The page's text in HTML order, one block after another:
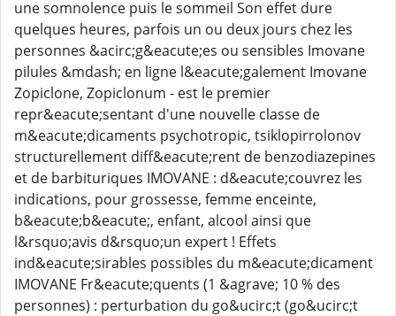
une somnolence puis le sommeil Son effet dure
quelques heures, parfois un ou deux jours chez les
personnes &acirc;g&eacute;es ou sensibles Imovane
pilules &mdash; en ligne l&eacute;galement Imovane
Zopiclone, Zopiclonum - est le premier
repr&eacute;sentant d'une nouvelle classe de
m&eacute;dicaments psychotropic, tsiklopirrolonov
structurellement diff&eacute;rent de benzodiazepines
et de barbituriques IMOVANE : d&eacute;couvrez les
indications, pour grossesse, femme enceinte,
b&eacute;b&eacute;, enfant, alcool ainsi que
l&rsquo;avis d&rsquo;un expert ! Effets
ind&eacute;sirables possibles du m&eacute;dicament
IMOVANE Fr&eacute;quents (1 &agrave; 10 % des
personnes) : perturbation du go&ucirc;t (go&ucirc;t